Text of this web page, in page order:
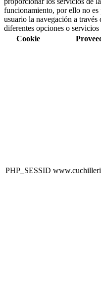
funcionamiento, por ello no es
usuario la navegación a
diferentes opciones o
Cookie
PHP_SESSID